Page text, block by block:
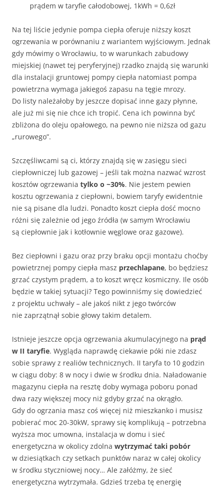
prądem w taryfie całodobowej, 1kWh = 0,6zł
Na tej liście jedynie pompa ciepła oferuje niższy koszt
ogrzewania w porównaniu z wariantem wyjściowym. Jednak
gdy mówimy o Wrocławiu, to w warunkach zabudowy
miejskiej (nawet tej peryferyjnej) rzadko znajdą się warunki
dla instalacji gruntowej pompy ciepła natomiast pompa
powietrzna wymaga jakiegoś zapasu na tęgie mrozy.
Do listy należałoby by jeszcze dopisać inne gazy płynne,
ale już mi się nie chce ich tropić. Cena ich powinna być
zbliżona do oleju opałowego, na pewno nie niższa od gazu
„rurowego”.
Szczęśliwcami są ci, którzy znajdą się w zasięgu sieci
ciepłowniczej lub gazowej – jeśli tak można nazwać wzrost
kosztów ogrzewania tylko o ~30%. Nie jestem pewien
kosztu ogrzewania z ciepłowni, bowiem taryfy ewidentnie
nie są pisane dla ludzi. Ponadto koszt ciepła dość mocno
różni się zależnie od jego źródła (w samym Wrocławiu
są ciepłownie jak i kotłownie węglowe oraz gazowe).
Bez ciepłowni i gazu oraz przy braku opcji montażu choćby
powietrznej pompy ciepła masz przechlapane, bo będziesz
grzać czystym prądem, a to koszt wręcz kosmiczny. Ile osób
będzie w takiej sytuacji? Tego powinniśmy się dowiedzieć
z projektu uchwały – ale jakoś nikt z jego twórców
nie zaprzątnął sobie głowy takim detalem.
Istnieje jeszcze opcja ogrzewania akumulacyjnego na prąd
w II taryfie. Wygląda naprawdę ciekawie póki nie zdasz
sobie sprawy z realiów technicznych. II taryfa to 10 godzin
w ciągu doby: 8 w nocy i dwie w środku dnia. Naładowanie
magazynu ciepła na resztę doby wymaga poboru ponad
dwa razy większej mocy niż gdyby grzać na okrągło.
Gdy do ogrzania masz coś więcej niż mieszkanko i musisz
pobierać moc 20-30kW, sprawy się komplikują – potrzebna
wyższa moc umowna, instalacja w domu i sieć
energetyczna w okolicy zdolna wytrzymać taki pobór
w dziesiątkach czy setkach punktów naraz w całej okolicy
w środku styczniowej nocy… Ale załóżmy, że sieć
energetyczna wytrzymała. Gdzieś trzeba tę energię